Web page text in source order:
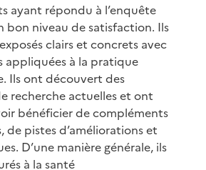
ayant répondu à l’enquête
bon niveau de satisfaction. Ils
clairs et concrets avec
appliquées à la pratique
Ils ont découvert des
recherche actuelles et ont
bénéficier de compléments
de pistes d’améliorations et
D’une manière générale, ils
à la santé